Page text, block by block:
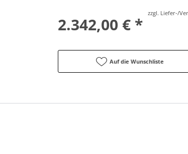
2.342,00 € *
zzgl. Liefer-/
Auf die Wunschliste